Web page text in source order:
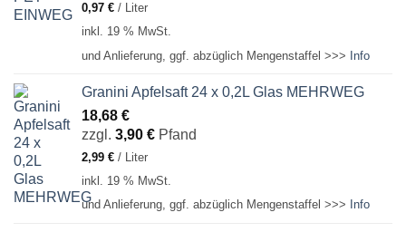
0,97 € / Liter
inkl. 19 % MwSt.
und Anlieferung, ggf. abzüglich Mengenstaffel >>> Info
Granini Apfelsaft 24 x 0,2L Glas MEHRWEG
18,68 €
zzgl. 3,90 € Pfand
2,99 € /
Liter
inkl. 19 % MwSt.
und Anlieferung, ggf. abzüglich Mengenstaffel >>> Info